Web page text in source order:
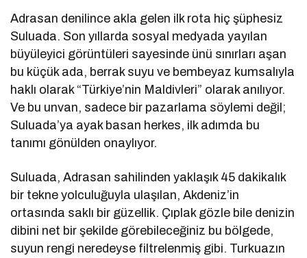
Adrasan denilince akla gelen ilk rota hiç şüphesiz
Suluada. Son yıllarda sosyal medyada yayılan
büyüleyici görüntüleri sayesinde ünü sınırları aşan
bu küçük ada, berrak suyu ve bembeyaz kumsalıyla
haklı olarak “Türkiye’nin Maldivleri” olarak anılıyor.
Ve bu unvan, sadece bir pazarlama söylemi değil;
Suluada’ya ayak basan herkes, ilk adımda bu
tanımı gönülden onaylıyor.
Suluada, Adrasan sahilinden yaklaşık 45 dakikalık
bir tekne yolculuğuyla ulaşılan, Akdeniz’in
ortasında saklı bir güzellik. Çıplak gözle bile denizin
dibini net bir şekilde görebileceğiniz bu bölgede,
suyun rengi neredeyse filtrelenmiş gibi. Turkuazın